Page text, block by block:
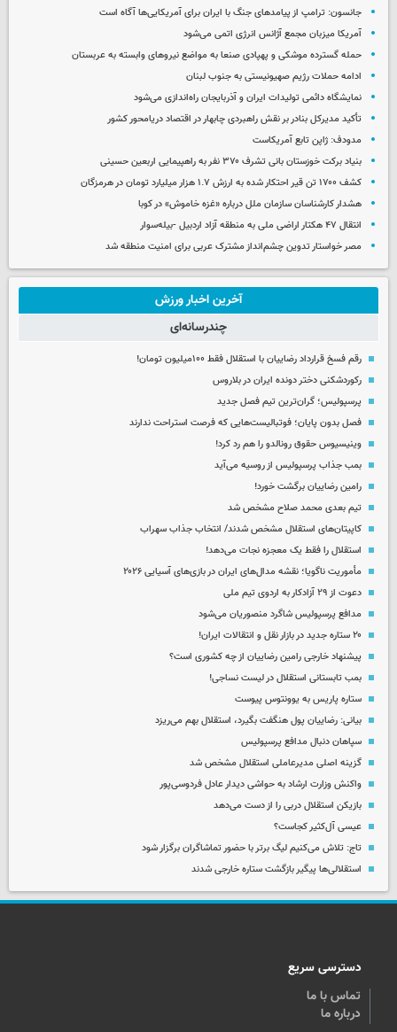
جانسون: ترامپ از پیامدهای جنگ با ایران برای آمریکایی‌ها آگاه است
آمریکا میزبان مجمع آژانس انرژی اتمی می‌شود
حمله گسترده موشکی و پهپادی صنعا به مواضع نیروهای وابسته به عربستان
ادامه حملات رژیم صهیونیستی به جنوب لبنان
نمایشگاه دائمی تولیدات ایران و آذربایجان راه‌اندازی می‌شود
تأکید مدیرکل بنادر بر نقش راهبردی چابهار در اقتصاد دریامحور کشور
مدودف: ژاپن تابع آمریکاست
بنیاد برکت خوزستان بانی تشرف ۳۷۰ نفر به راهپیمایی اربعین حسینی
کشف ۱۷۰۰ تن قیر احتکار شده به ارزش ۱.۷ هزار میلیارد تومان در هرمزگان
هشدار کارشناسان سازمان ملل درباره «غزه‌ خاموش» در کوبا
انتقال ۴۷ هکتار اراضی ملی به منطقه آزاد اردبیل -بیله‌سوار
مصر خواستار تدوین چشم‌انداز مشترک عربی برای امنیت منطقه شد
آخرین اخبار ورزش
چندرسانه‌ای
رقم فسخ قرارداد رضاییان با استقلال فقط ۱۰۰میلیون تومان!
رکوردشکنی دختر دونده ایران در بلاروس
پرسپولیس؛ گران‌ترین تیم فصل جدید
فصل بدون پایان؛ فوتبالیست‌هایی که فرصت استراحت ندارند
وینیسیوس حقوق رونالدو را هم رد کرد!
بمب جذاب پرسپولیس از روسیه می‌آید
رامین رضاییان برگشت خورد!
تیم بعدی محمد صلاح مشخص شد
کاپیتان‌های استقلال مشخص شدند/ انتخاب جذاب سهراب
استقلال را فقط یک معجزه نجات می‌دهد!
مأموریت ناگویا؛ نقشه مدال‌های ایران در بازی‌های آسیایی ۲۰۲۶
دعوت از ۲۹ آزادکار به اردوی تیم ملی
مدافع پرسپولیس شاگرد منصوریان می‌شود
۲۰ ستاره جدید در بازار نقل و انتقالات ایران!
پیشنهاد خارجی رامین رضاییان از چه کشوری است؟
بمب تابستانی استقلال در لیست نساجی!
ستاره پاریس به یوونتوس پیوست
بیانی: رضاییان پول هنگفت بگیرد، استقلال بهم می‌ریزد
سپاهان دنبال مدافع پرسپولیس
گزینه اصلی مدیرعاملی استقلال مشخص شد
واکنش وزارت ارشاد به حواشی دیدار عادل فردوسی‌پور
بازیکن استقلال دربی را از دست می‌دهد
عیسی آل‌کثیر کجاست؟
تاج: تلاش می‌کنیم لیگ برتر با حضور تماشاگران برگزار شود
استقلالی‌ها پیگیر بازگشت ستاره خارجی شدند
دسترسی سریع
تماس با ما
درباره ما